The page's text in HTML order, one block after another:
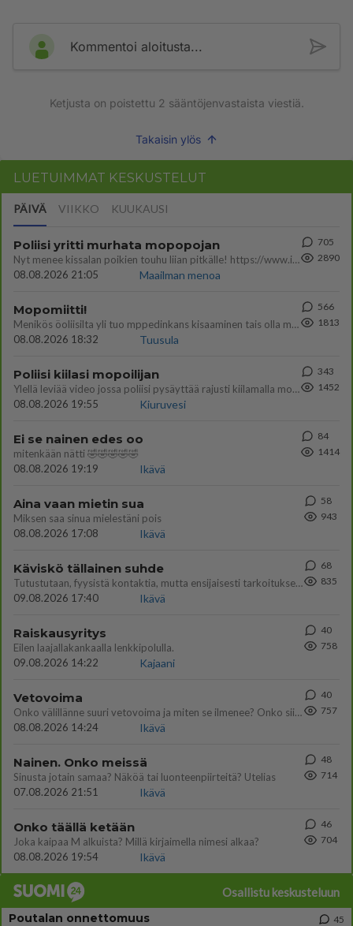
Kommentoi aloitusta...
Ketjusta on poistettu 2 sääntöjenvastaista viestiä.
Takaisin ylös
LUETUIMMAT KESKUSTELUT
PÄIVÄ VIIKKO KUUKAUSI
Poliisi yritti murhata mopopojan
Nyt menee kissalan poikien touhu liian pitkälle! https://www.is.fi/kotimaa/art-2000012193221.html Karu video mopomiiti
08.08.2026 21:05
Maailman menoa
705
2890
Mopomiitti!
Menikös öoliisilta yli tuo mppedinkans kisaaminen tais olla melkoinen riski vahigoittaa tarpeettomasti jopa kuolla tuoss
08.08.2026 18:32
Tuusula
566
1813
Poliisi kiilasi mopoilijan
Ylellä leviää video jossa poliisi pysäyttää rajusti kiilamalla mopo pojan. Toivottavasti poliisi ottaa tuosta mallia myö
08.08.2026 19:55
Kiuruvesi
343
1452
Ei se nainen edes oo
mitenkään nätti 🤣🤣🤣🤣🤣
08.08.2026 19:19
Ikävä
84
1414
Aina vaan mietin sua
Miksen saa sinua mielestäni pois
08.08.2026 17:08
Ikävä
58
943
Käviskö tällainen suhde
Tutustutaan, fyysistä kontaktia, mutta ensijaisesti tarkoituksena ei ole aloittaa mitään virallista tai rikkoa mitään? E
09.08.2026 17:40
Ikävä
68
835
Raiskausyritys
Eilen laajallakankaalla lenkkipolulla.
09.08.2026 14:22
Kajaani
40
758
Vetovoima
Onko välillänne suuri vetovoima ja miten se ilmenee? Onko siitä haittaa?
08.08.2026 14:24
Ikävä
40
757
Nainen. Onko meissä
Sinusta jotain samaa? Näköä tai luonteenpiirteitä? Utelias
07.08.2026 21:51
Ikävä
48
714
Onko täällä ketään
Joka kaipaa M alkuista? Millä kirjaimella nimesi alkaa?
08.08.2026 19:54
Ikävä
46
704
Osallistu keskusteluun
Poutalan onnettomuus
45